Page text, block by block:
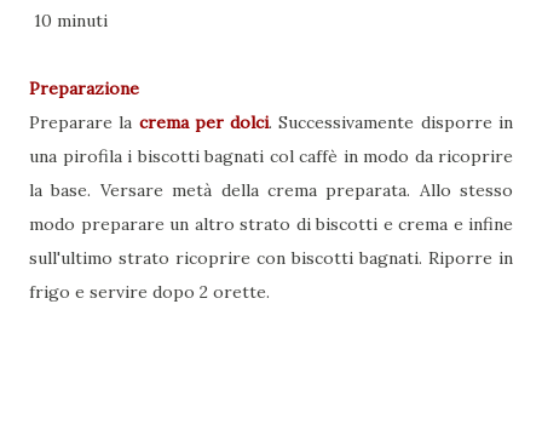
10 minuti
Preparazione
Preparare la crema per dolci. Successivamente disporre in
una pirofila i biscotti bagnati col caffè in modo da ricoprire
la base. Versare metà della crema preparata. Allo stesso
modo preparare un altro strato di biscotti e crema e infine
sull'ultimo strato ricoprire con biscotti bagnati. Riporre in
frigo e servire dopo 2 orette.